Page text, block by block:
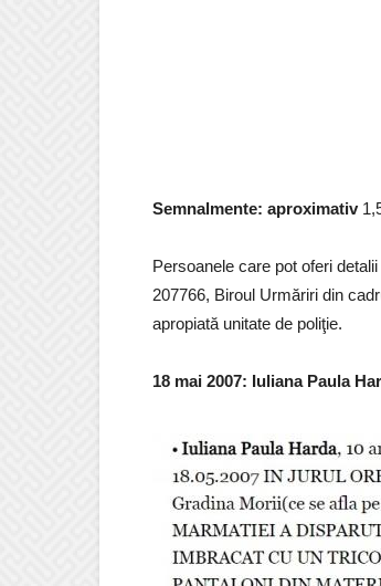
Semnalmente: aproximativ
Persoanele care pot oferi
207766, Biroul Urmăriri din
apropiată unitate de poliţie.
18 mai 2007: Iuliana Paula